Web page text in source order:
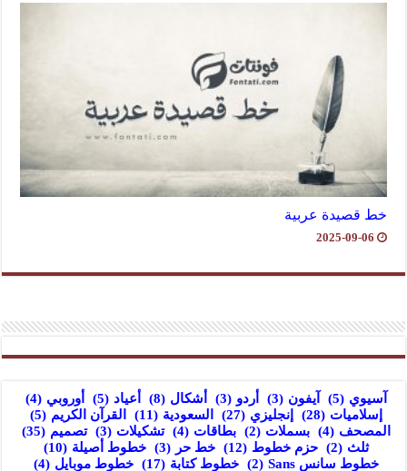
خط قصيدة عربية
2025-09-06
آسيوي (5) آيفون (3) أردو (3) أشكال (8) أعياد (5) أوروبي (4)
إسلاميات (28) إنجليزي (27) السعودية (11) القرآن الكريم (5)
المصحف (4) بسملات (2) بطاقات (4) تشكيلات (3) تصميم (35)
ثلث (2) حزم خطوط (12) خط حر (3) خطوط أصيلة (10)
خطوط سانس Sans
(2) خطوط كتابة (17) خطوط موبايل (4)